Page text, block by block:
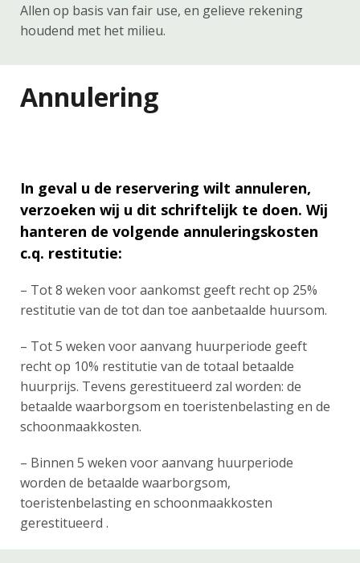
Allen op basis van fair use, en gelieve rekening
houdend met het milieu.
Annulering
In geval u de reservering wilt annuleren,
verzoeken wij u dit schriftelijk te doen. Wij
hanteren de volgende annuleringskosten
c.q. restitutie:
– Tot 8 weken voor aankomst geeft recht op 25%
restitutie van de tot dan toe aanbetaalde huursom.
– Tot 5 weken voor aanvang huurperiode geeft
recht op 10% restitutie van de totaal betaalde
huurprijs. Tevens gerestitueerd zal worden: de
betaalde waarborgsom en toeristenbelasting en de
schoonmaakkosten.
– Binnen 5 weken voor aanvang huurperiode
worden de betaalde waarborgsom,
toeristenbelasting en schoonmaakkosten
gerestitueerd .